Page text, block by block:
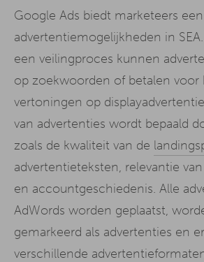
Google Ads biedt marketeers
advertentiemogelijkheden in
een veilingproces kunnen
op zoekwoorden of betalen voor
vertoningen op
van advertenties wordt bepaald
zoals de kwaliteit van de
advertentieteksten, relevantie
en accountgeschiedenis. Alle
AdWords worden geplaatst,
gemarkeerd als advertenties en
verschillende